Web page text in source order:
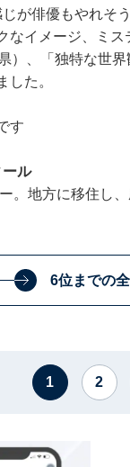
が俳優もやれそ
なイメージ、ミ
）、「独特な世
た。
す
ル
。地方に移住し
6位までの
1 2